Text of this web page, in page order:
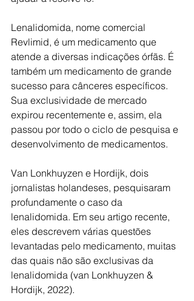
Lenalidomida, nome comercial
Revlimid, é um medicamento que
atende a diversas indicações órfãs. É
também um medicamento de grande
sucesso para cânceres específicos.
Sua exclusividade de mercado
expirou recentemente e, assim, ela
passou por todo o ciclo de pesquisa e
desenvolvimento de medicamentos.
Van Lonkhuyzen e Hordijk, dois
jornalistas holandeses, pesquisaram
profundamente o caso da
lenalidomida. Em seu artigo recente,
eles descrevem várias questões
levantadas pelo medicamento, muitas
das quais não são exclusivas da
lenalidomida (van Lonkhuyzen &
Hordijk, 2022).